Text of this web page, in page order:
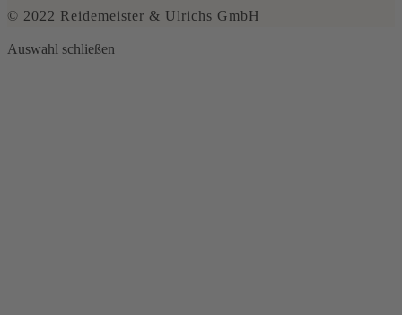
© 2022 Reidemeister & Ulrichs GmbH
Auswahl schließen